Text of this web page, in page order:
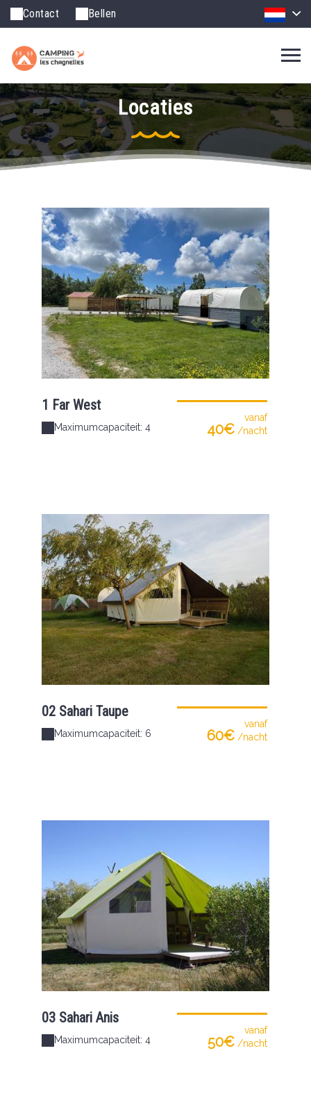
Contact Bellen
Locaties
1 Far West
Maximumcapaciteit: 4
vanaf
40€ /nacht
02 Sahari Taupe
Maximumcapaciteit: 6
vanaf
60€ /nacht
03 Sahari Anis
Maximumcapaciteit: 4
vanaf
50€ /nacht